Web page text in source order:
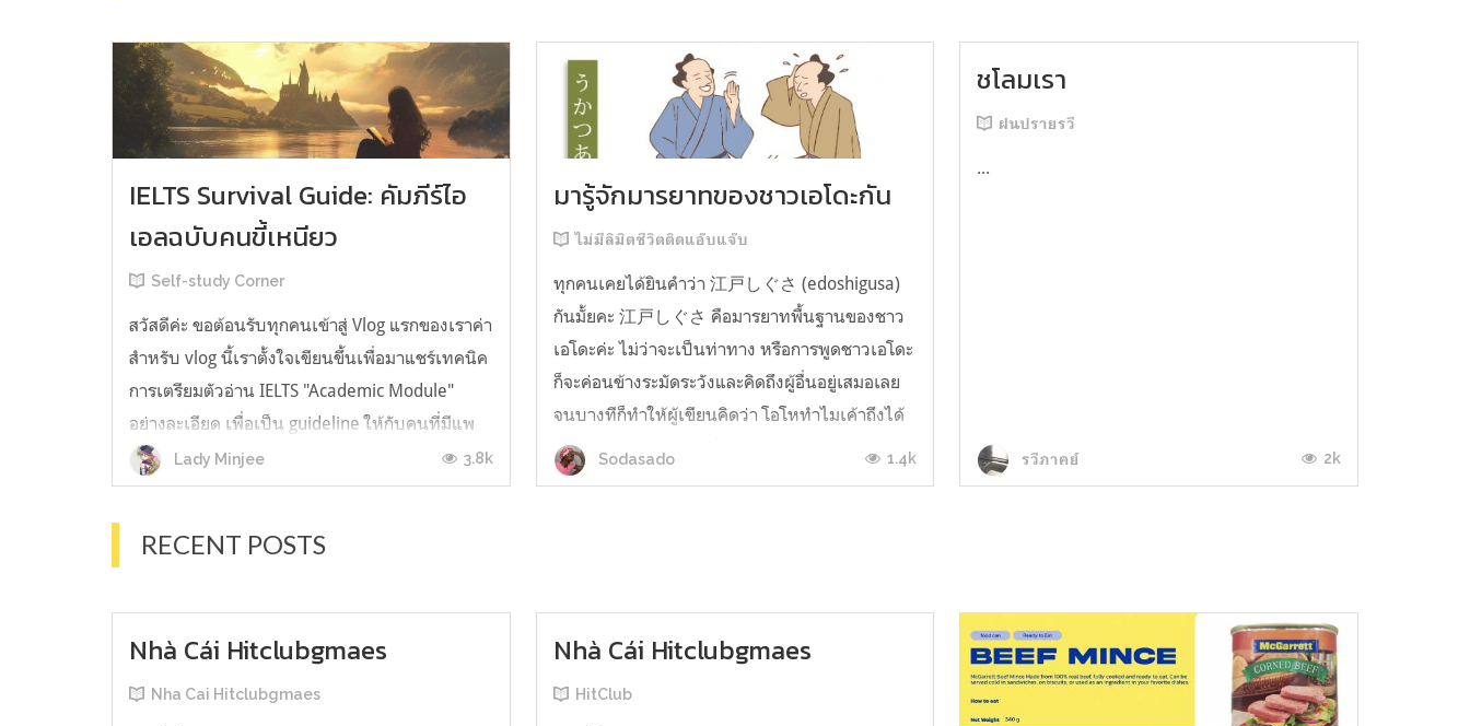
IELTS Survival Guide: คัมภีร์ไอ
เอลฉบับคนขี้เหนียว
Self-study Corner
สวัสดีค่ะ ขอต้อนรับทุกคนเข้าสู่ Vlog แรกของเราค่า
สำหรับ vlog นี้เราตั้งใจเขียนขึ้นเพื่อมาแชร์เทคนิค
การเตรียมตัวอ่าน IELTS "Academic Module"
อย่างละเอียด เพื่อเป็น guideline ให้กับคนที่มีแพ
ลนจะสอบแต่ไม่รู้ต้องเริ่มตรงไหน หรืออยากจะได้
ข้อมูลเพิ่มเติมมาเสริมความมั่นใจจากที่ตัวเองเรียน
Lady Minjee 3.8k
มารู้จักมารยาทของชาวเอโดะกัน
ไม่มีลิมิตชีวิตติดแอ๊บแจ๊บ
ทุกคนเคยได้ยินคำว่า 江戸しぐさ (edoshigusa)
กันมั้ยคะ 江戸しぐさ คือมารยาทพื้นฐานของชาว
เอโดะค่ะ ไม่ว่าจะเป็นท่าทาง หรือการพูดชาวเอโดะ
ก็จะค่อนข้างระมัดระวังและคิดถึงผู้อื่นอยู่เสมอเลย
จนบางทีก็ทำให้ผู้เขียนคิดว่า โอโหทำไมเค้าถึงได้
คิดถึงคนอื่นได้ขนาดนี้นะอยากรู้มั้ยคะว่าชาวเอโดะ
มารยาทดีขนาดไหน มาลองอ่านกันได้เ...
Sodasado 1.4k
ชโลมเรา
ฝนปรายรวี
...
รวีภาคย์ 2k
RECENT POSTS
Nhà Cái Hitclubgmaes
Nha Cai Hitclubgmaes
Nhà Cái Hitclubgmaes
HitClub